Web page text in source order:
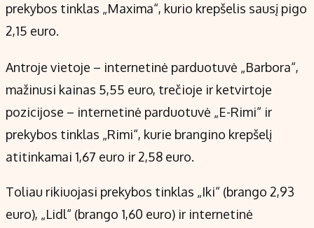
prekybos tinklas „Maxima“, kurio krepšelis sausį pigo
2,15 euro.
Antroje vietoje – internetinė parduotuvė „Barbora“,
mažinusi kainas 5,55 euro, trečioje ir ketvirtoje
pozicijose – internetinė parduotuvė „E-Rimi“ ir
prekybos tinklas „Rimi“, kurie brangino krepšelį
atitinkamai 1,67 euro ir 2,58 euro.
Toliau rikiuojasi prekybos tinklas „Iki“ (brango 2,93
euro), „Lidl“ (brango 1,60 euro) ir internetinė